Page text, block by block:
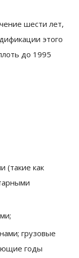
шести лет,
этого
до 1995
(такие как
грузовые
годы